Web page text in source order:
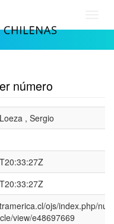
número
, Sergio
ojs/index.php/
view/e48697669